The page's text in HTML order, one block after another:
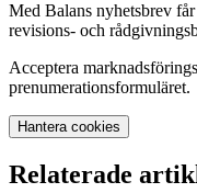
Med Balans nyhetsbrev
revisions- och
Acceptera
prenumerationsformuläret.
Hantera cookies
Relaterade